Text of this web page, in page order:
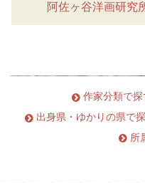
阿佐ヶ谷洋画研究
作家分類で探
出身県・ゆかりの県で
所